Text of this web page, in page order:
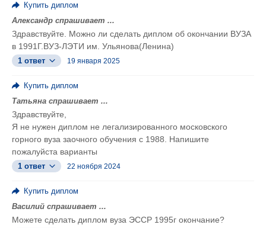
Купить диплом
Александр спрашивает ...
Здравствуйте. Можно ли сделать диплом об окончании ВУЗА
в 1991Г.ВУЗ-ЛЭТИ им. Ульянова(Ленина)
1 ответ 19 января 2025
Купить диплом
Татьяна спрашивает ...
Здравствуйте,
Я не нужен диплом не легализированного московского
горного вуза заочного обучения с 1988. Напишите
пожалуйста варианты
1 ответ 22 ноября 2024
Купить диплом
Василий спрашивает ...
Можете сделать диплом вуза ЭССР 1995г окончание?